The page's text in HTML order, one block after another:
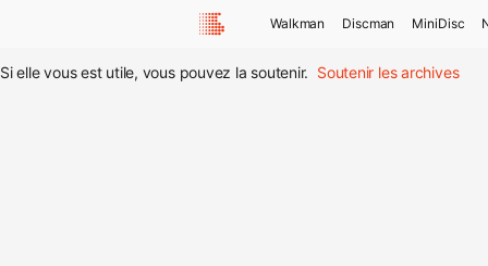
Walkman Discman MiniDisc
Si elle vous est utile, vous pouvez la soutenir. Soutenir les archives